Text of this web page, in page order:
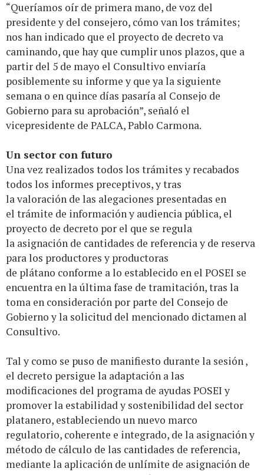
“Queríamos oír de primera mano, de voz del
presidente y del consejero, cómo van los trámites;
nos han indicado que el proyecto de decreto va
caminando, que hay que cumplir unos plazos, que a
partir del 5 de mayo el Consultivo enviaría
posiblemente su informe y que ya la siguiente
semana o en quince días pasaría al Consejo de
Gobierno para su aprobación”, señaló el
vicepresidente de PALCA, Pablo Carmona.
Un sector con futuro
Una vez realizados todos los trámites y recabados
todos los informes preceptivos, y tras
la valoración de las alegaciones presentadas en
el trámite de información y audiencia pública, el
proyecto de decreto por el que se regula
la asignación de cantidades de referencia y de reserva
para los productores y productoras
de plátano conforme a lo establecido en el POSEI se
encuentra en la última fase de tramitación, tras la
toma en consideración por parte del Consejo de
Gobierno y la solicitud del mencionado dictamen al
Consultivo.
Tal y como se puso de manifiesto durante la sesión ,
el decreto persigue la adaptación a las
modificaciones del programa de ayudas POSEI y
promover la estabilidad y sostenibilidad del sector
platanero, estableciendo un nuevo marco
regulatorio, coherente e integrado, de la asignación y
método de cálculo de las cantidades de referencia,
mediante la aplicación de unlímite de asignación de